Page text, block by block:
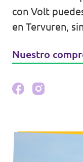
Voluntario
Website Volt
con Volt
en Tervuren,
Nuestro